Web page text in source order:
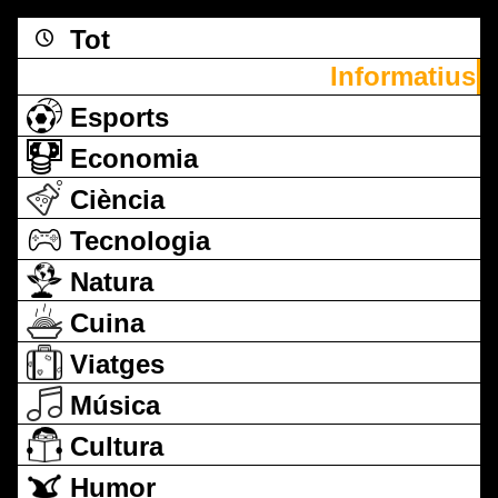
Tot
Informatius
Esports
Economia
Ciència
Tecnologia
Natura
Cuina
Viatges
Música
Cultura
Humor